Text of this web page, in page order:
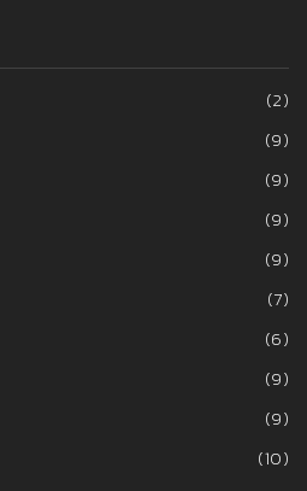
(2)
(9)
(9)
(9)
(9)
(7)
(6)
(9)
(9)
(10)